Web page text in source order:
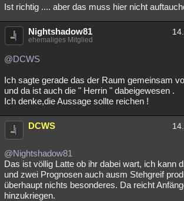
Ist richtig .... aber das muss hier nicht
Nightshadow81
ehemaliges Mitglied
@DCWS
Ich sagte gerade das der Raum gemeinsam
und da ist auch die " Herrin " dabeigewesen .
Ich denke,die Aussage sollte reichen !
DCWS
@Nightshadow81
Das ist völlig Latte ob ihr dabei wart, ich kann
und zwei Prognosen auch ausm Stehgreif
überhaupt nichts besonderes. Da reicht
hinzukriegen.